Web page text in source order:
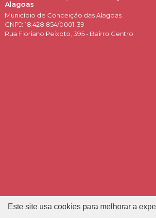
Alagoas
Município de Conceição das Alagoas
CNPJ: 18.428.854/0001-39
Rua Floriano Peixoto, 395 - Bairro Centro
Este site usa cookies para melhorar a